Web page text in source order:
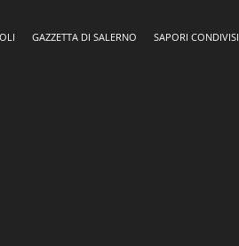
GAZZETTA DI SALERNO SAPORI CONDIVISI